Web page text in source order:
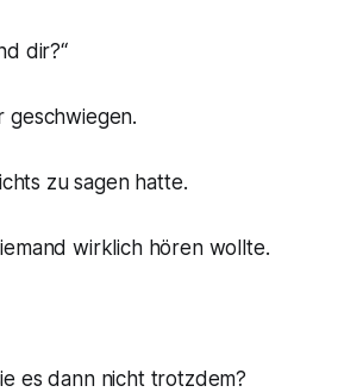
dir?“
geschwiegen.
zu sagen hatte.
wirklich hören wollte.
es dann nicht trotzdem?